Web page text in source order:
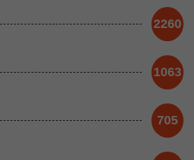
2260
1063
705